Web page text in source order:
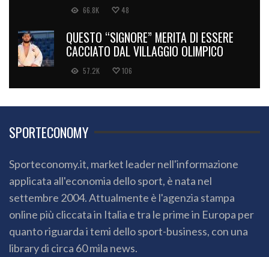
66.8K 48
QUESTO “SIGNORE” MERITA DI ESSERE
CACCIATO DAL VILLAGGIO OLIMPICO
57.2K 106
SPORTECONOMY
Sporteconomy.it, market leader nell'informazione
applicata all'economia dello sport, è nata nel
settembre 2004. Attualmente è l'agenzia stampa
online più cliccata in Italia e tra le prime in Europa per
quanto riguarda i temi dello sport-business, con una
library di circa 60 mila news.